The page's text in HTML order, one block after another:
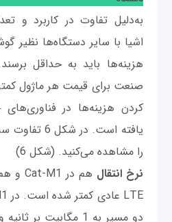
به‌دلیل تفاوت در کاربرد و
اشیا با سایر دستگاه‌ها نظیر
هزینه‌ها باید به حداقل
کردن هزینه‌ها در
را مشاهده می‌کنید. (شکل 6)
نرخ انتقال